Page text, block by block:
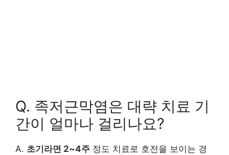
Q. 족저근막염은 대략 치료 기
간이 얼마나 걸리나요?
A. 초기라면 2~4주 정도 치료로 호전을 보이는 경